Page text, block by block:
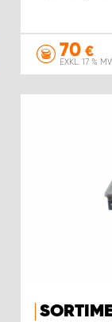
70€
EXKL. 17 %